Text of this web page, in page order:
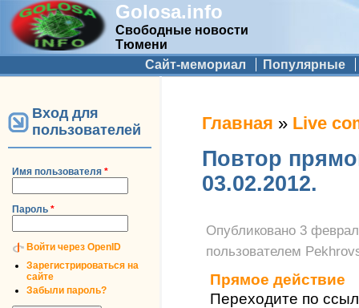
Golosa.info
Свободные новости
Тюмени
Дополнительное меню
Сайт-мемориал Популярные
Вход для
пользователей
Имя пользователя *
Пароль *
Войти через OpenID
Зарегистрироваться на
сайте
Забыли пароль?
Вы здесь
Главная » Live
Повтор
03.02.2012.
Опубликовано 3
пользователем
Прямое действие
Переходите по